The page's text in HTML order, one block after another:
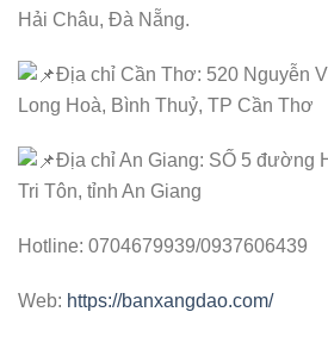
Hải Châu, Đà Nẵng.
Địa chỉ Cần Thơ: 520 Nguyễn
Long Hoà, Bình Thuỷ, TP Cần Thơ
Địa chỉ An Giang: SỐ 5 đường
Tri Tôn, tỉnh An Giang
Hotline: 0704679939/0937606439
Web: https://banxangdao.com/